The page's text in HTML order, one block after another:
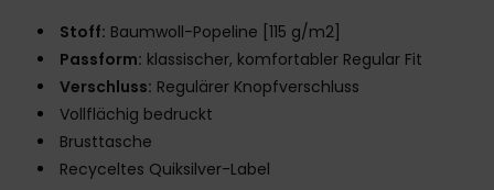
Stoff: Baumwoll-Popeline [115 g/m2]
Passform: klassischer, komfortabler Regular Fit
Verschluss: Regulärer Knopfverschluss
Vollflächig bedruckt
Brusttasche
Recyceltes Quiksilver-Label